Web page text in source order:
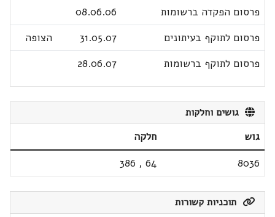
פרסום הפקדה ברשומות
08.06.06
פרסום לתוקף בעיתונים
31.05.07
הצופה
פרסום לתוקף ברשומות
28.06.07
גושים וחלקות
גוש
חלקה
8036
64
,
386
תוכניות קשורות